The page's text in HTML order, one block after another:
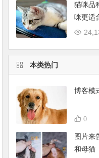
猫咪品
咪更适
本类热门
博客模
0
图片来
和母猫